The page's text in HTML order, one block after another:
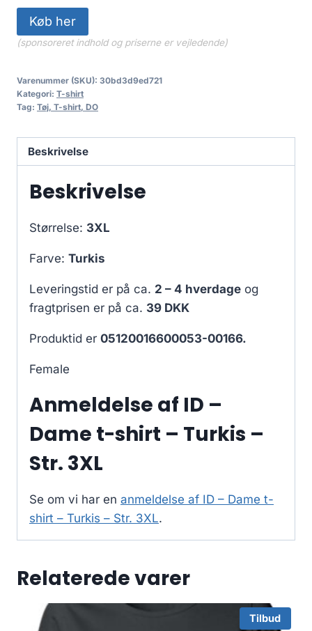
Køb her
(sponsoreret indhold og priserne er vejledende)
Varenummer (SKU): 30bd3d9ed721
Kategori: T-shirt
Tag: Tøj, T-shirt, DO
Beskrivelse
Beskrivelse
Størrelse: 3XL
Farve: Turkis
Leveringstid er på ca. 2 – 4 hverdage og
fragtprisen er på ca. 39 DKK
Produktid er 05120016600053-00166.
Female
Anmeldelse af ID –
Dame t-shirt – Turkis –
Str. 3XL
Se om vi har en anmeldelse af ID – Dame t-
shirt – Turkis – Str. 3XL.
Relaterede varer
Tilbud